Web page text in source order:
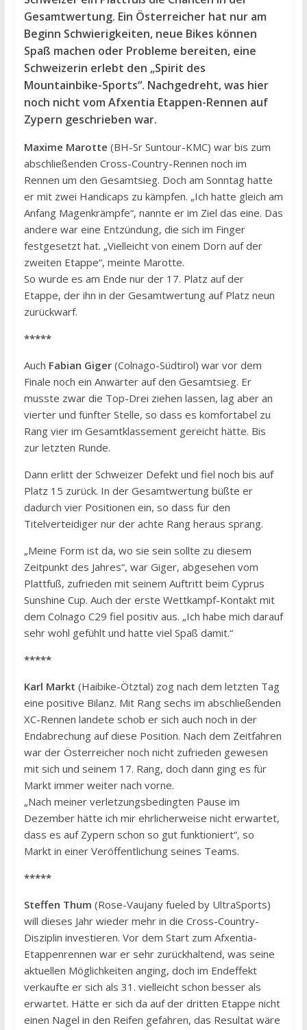
Gesamtwertung. Ein Österreicher hat nur am
Beginn Schwierigkeiten, neue Bikes können
Spaß machen oder Probleme bereiten, eine
Schweizerin erlebt den „Spirit des
Mountainbike-Sports“. Nachgedreht, was hier
noch nicht vom Afxentia Etappen-Rennen auf
Zypern geschrieben war.
Maxime Marotte (BH-Sr Suntour-KMC) war bis zum
abschließenden Cross-Country-Rennen noch im
Rennen um den Gesamtsieg. Doch am Sonntag hatte
er mit zwei Handicaps zu kämpfen. „Ich hatte gleich am
Anfang Magenkrämpfe“, nannte er im Ziel das eine. Das
andere war eine Entzündung, die sich im Finger
festgesetzt hat. „Vielleicht von einem Dorn auf der
zweiten Etappe“, meinte Marotte.
So wurde es am Ende nur der 17. Platz auf der
Etappe, der ihn in der Gesamtwertung auf Platz neun
zurückwarf.
*****
Auch Fabian Giger (Colnago-Südtirol) war vor dem
Finale noch ein Anwärter auf den Gesamtsieg. Er
musste zwar die Top-Drei ziehen lassen, lag aber an
vierter und fünfter Stelle, so dass es komfortabel zu
Rang vier im Gesamtklassement gereicht hätte. Bis
zur letzten Runde.
Dann erlitt der Schweizer Defekt und fiel noch bis auf
Platz 15 zurück. In der Gesamtwertung büßte er
dadurch vier Positionen ein, so dass für den
Titelverteidiger nur der achte Rang heraus sprang.
„Meine Form ist da, wo sie sein sollte zu diesem
Zeitpunkt des Jahres“, war Giger, abgesehen vom
Plattfuß, zufrieden mit seinem Auftritt beim Cyprus
Sunshine Cup. Auch der erste Wettkampf-Kontakt mit
dem Colnago C29 fiel positiv aus. „Ich habe mich darauf
sehr wohl gefühlt und hatte viel Spaß damit.“
*****
Karl Markt (Haibike-Ötztal) zog nach dem letzten Tag
eine positive Bilanz. Mit Rang sechs im abschließenden
XC-Rennen landete schob er sich auch noch in der
Endabrechung auf diese Position. Nach dem Zeitfahren
war der Österreicher noch nicht zufrieden gewesen
mit sich und seinem 17. Rang, doch dann ging es für
Markt immer weiter nach vorne.
„Nach meiner verletzungsbedingten Pause im
Dezember hätte ich mir ehrlicherweise nicht erwartet,
dass es auf Zypern schon so gut funktioniert“, so
Markt in einer Veröffentlichung seines Teams.
*****
Steffen Thum (Rose-Vaujany fueled by UltraSports)
will dieses Jahr wieder mehr in die Cross-Country-
Disziplin investieren. Vor dem Start zum Afxentia-
Etappenrennen war er sehr zurückhaltend, was seine
aktuellen Möglichkeiten anging, doch im Endeffekt
verkaufte er sich als 31. vielleicht schon besser als
erwartet. Hätte er sich da auf der dritten Etappe nicht
einen Nagel in den Reifen gefahren, das Resultat wäre